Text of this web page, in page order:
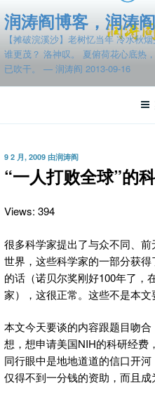
至
容
润涛阎博客，润涛
【摊破浣溪沙】老树忆当年 冷水秋
谁更茂？ 洛神叹。 夏俯荷花心底热
已吹干。 — 润涛阎 2013-09-16
发
布
9 2 月, 2009 由润涛阎
“一人打败全球”的
Views: 394
很多科学家提出了与众不同、
世界，这些科学家的一部分获
的话（诺贝尔奖刚好100年了，
家），这很正常。这些不是本文
本文今天要谈的内容跟题目吻
想，想申请美国NIH的科研经费
同行眼中是地地道道的信口开
仅得不到一分钱的资助，而且成